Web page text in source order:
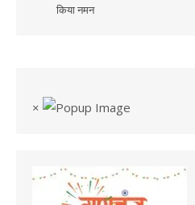
किया नमन
×